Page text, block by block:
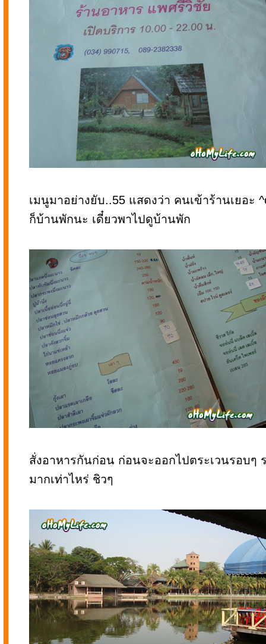
เมนูมาอย่างยับ..55 แสดงว่า คนเข้าร้านเยอะ
ก็บ้านพักนะ เดี๋ยวพาไปดูบ้านพัก
สั่งอาหารกันก่อน ก่อนจะออกไปตระเวนรอบๆ
มากเท่าไหร่ ชิวๆ